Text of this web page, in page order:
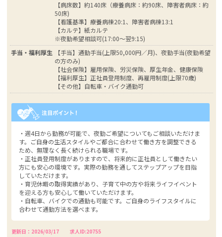
【病床数】約140床（療養病床：約90床、障害者病床：約
50床)
【看護基準】療養病棟20:1、障害者病棟13:1
【カルテ】紙カルテ
※夜勤希望相談可(17:00～翌9:15)
手当・福利厚生
【手当】通勤手当(上限50,000円／月)、夜勤手当(夜勤希望
の方のみ)
【社会保険】雇用保険、労災保険、厚生年金、健康保険
【福利厚生】正社員登用制度、再雇用制度(上限70歳)
【その他】自転車・バイク通勤可
・週4日から勤務が可能で、夜勤ご希望についてもご相談いただけま
す。ご自身の生活スタイルやご都合に合わせて働き方を調整できる
ため、無理なく長く続けられる職場です。
・正社員登用制度がありますので、将来的に正社員として働きたい
方にも安心の環境です。実際の勤務を通してステップアップを目指
していただけます。
・育児休暇の取得実績があり、子育て中の方や将来ライフイベント
を迎える方も安心して働いていただけます。
・自転車、バイクでの通勤も可能です。ご自身のライフスタイルに
合わせて通勤方法を選べます。
更新日：2026/03/17 求人ID:20755